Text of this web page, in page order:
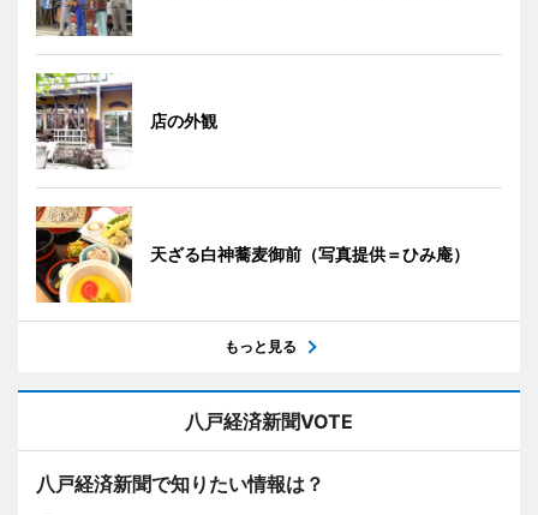
店の外観
天ざる白神蕎麦御前（写真提供＝ひみ庵）
もっと見る
八戸経済新聞VOTE
八戸経済新聞で知りたい情報は？